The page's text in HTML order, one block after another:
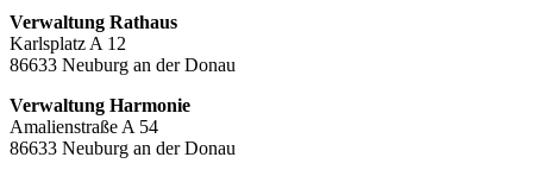
Verwaltung Rathaus
Karlsplatz A 12
86633 Neuburg an der Donau
Verwaltung Harmonie
Amalienstraße A 54
86633 Neuburg an der Donau